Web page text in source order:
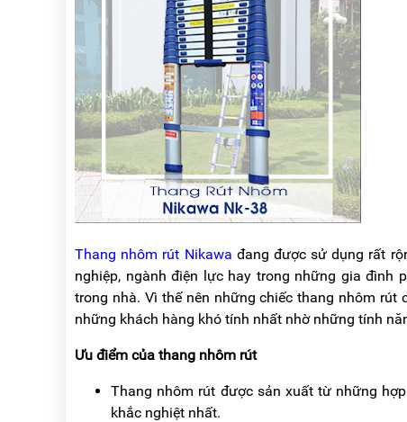
Thang nhôm rút Nikawa đang được sử dụng rất
nghiệp, ngành điện lực hay trong những gia đình
trong nhà. Vì thế nên những chiếc thang nhôm
những khách hàng khó tính nhất nhờ những tính
Ưu điểm của thang nhôm rút
Thang nhôm rút được sản xuất từ những
khắc nghiệt nhất.